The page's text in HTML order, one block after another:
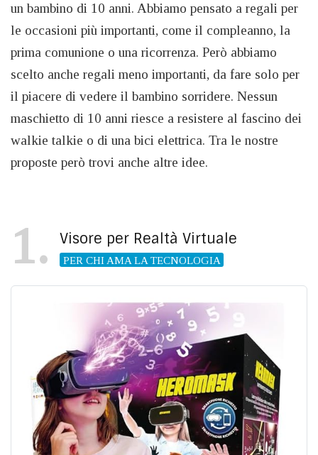
un bambino di 10 anni. Abbiamo pensato a regali per
le occasioni più importanti, come il compleanno, la
prima comunione o una ricorrenza. Però abbiamo
scelto anche regali meno importanti, da fare solo per
il piacere di vedere il bambino sorridere. Nessun
maschietto di 10 anni riesce a resistere al fascino dei
walkie talkie o di una bici elettrica. Tra le nostre
proposte però trovi anche altre idee.
1 Visore per Realtà Virtuale
PER CHI AMA LA TECNOLOGIA